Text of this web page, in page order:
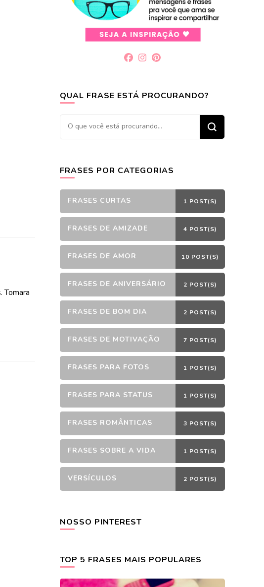
Tomara
QUAL FRASE ESTÁ PROCURANDO?
Procurando
algo?
FRASES POR CATEGORIAS
FRASES CURTAS 1 POST(S)
FRASES DE AMIZADE 4 POST(S)
FRASES DE AMOR 10 POST(S)
FRASES DE ANIVERSÁRIO 2 POST(S)
FRASES DE BOM DIA 2 POST(S)
FRASES DE MOTIVAÇÃO 7 POST(S)
FRASES PARA FOTOS 1 POST(S)
FRASES PARA STATUS 1 POST(S)
FRASES ROMÂNTICAS 3 POST(S)
FRASES SOBRE A VIDA 1 POST(S)
VERSÍCULOS 2 POST(S)
NOSSO PINTEREST
TOP 5 FRASES MAIS POPULARES